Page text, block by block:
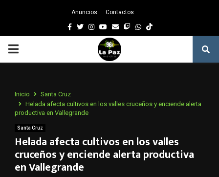
Anuncios Contactos
Facebook
TwitterInstagram
Youtube
EmailTwitchWhatsapp
PRIMARY
Inicio
Santa Cruz
Helada afecta cultivos en los valles cruceños y enciende alerta
productiva en Vallegrande
Santa Cruz
Helada afecta cultivos en los valles
cruceños y enciende alerta productiva
en Vallegrande